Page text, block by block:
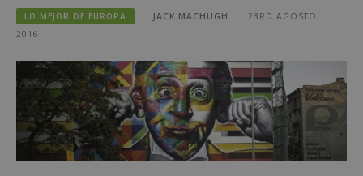
LO MEJOR DE EUROPA JACK MACHUGH
23RD AGOSTO
2016